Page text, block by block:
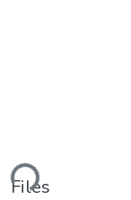
Files